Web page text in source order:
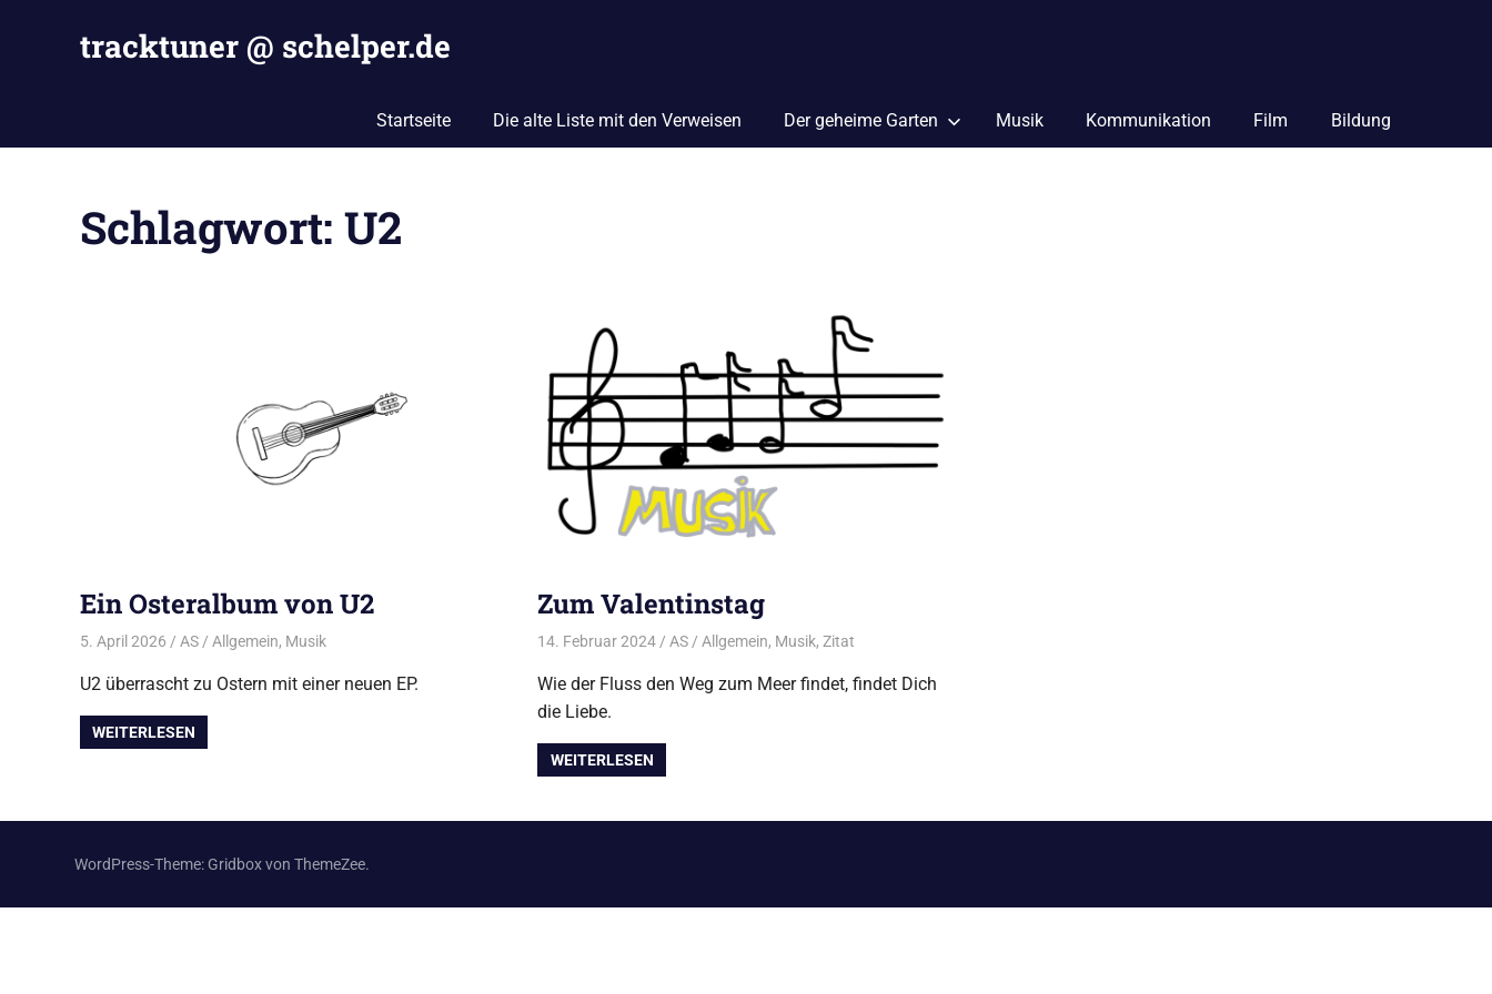
tracktuner @ schelper.de
Hahahaha.
Startseite Die alte Liste mit den Verweisen Der geheime Garten Musik Kommunikation Film Bildung
Schlagwort: U2
Ein Osteralbum von U2
5. April 2026 AS Allgemein, Musik
U2 überrascht zu Ostern mit einer neuen EP.
WEITERLESEN
Zum Valentinstag
14. Februar 2024 AS Allgemein, Musik, Zitat
Wie der Fluss den Weg zum Meer findet, findet Dich
die Liebe.
WEITERLESEN
WordPress-Theme: Gridbox von ThemeZee.